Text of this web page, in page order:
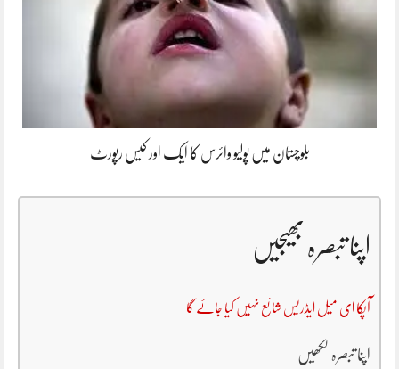
بلوچستان میں پولیو وائرس کا ایک اور کیس رپورٹ
اپنا تبصرہ بھیجیں
آپکا ای میل ایڈریس شائع نہیں کیا جائے گا
اپنا تبصرہ لکھیں